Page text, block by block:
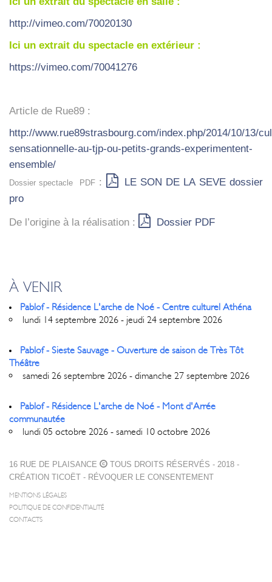
http://vimeo.com/70020130
Ici un extrait du spec­tacle en exté­rieur :
https://vimeo.com/70041276
Article de Rue89 :
http://www.rue89strasbourg.com/index.php/2014/10/13/
sensationnelle-au-tjp-ou-petits-grands-experimentent-
ensemble/
Dos­sier spec­tacle PDF:
LE SON DE LA SEVE dos­sier
pro
De l’o­ri­gine à la réa­li­sa­tion : Dos­sier PDF
À VENIR
Pablof - Résidence L'arche de Noé - Centre culturel Athéna
lundi 14 septembre 2026 - jeudi 24 septembre 2026
Pablof - Sieste Sauvage - Ouverture de saison de Très Tôt
Théâtre
samedi 26 septembre 2026 - dimanche 27 septembre 2026
Pablof - Résidence L'arche de Noé - Mont d'Arrée
communautée
lundi 05 octobre 2026 - samedi 10 octobre 2026
16 RUE DE PLAISANCE
TOUS DROITS RÉSERVÉS - 2018 -
CRÉATION TICOËT - RÉVOQUER LE CONSENTEMENT
MENTIONS LÉGALES
POLITIQUE DE CONFIDENTIALITÉ
CONTACTS